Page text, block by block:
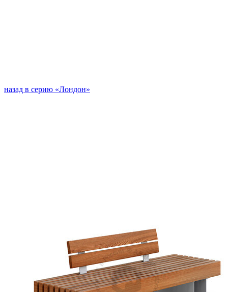
назад в серию «Лондон»